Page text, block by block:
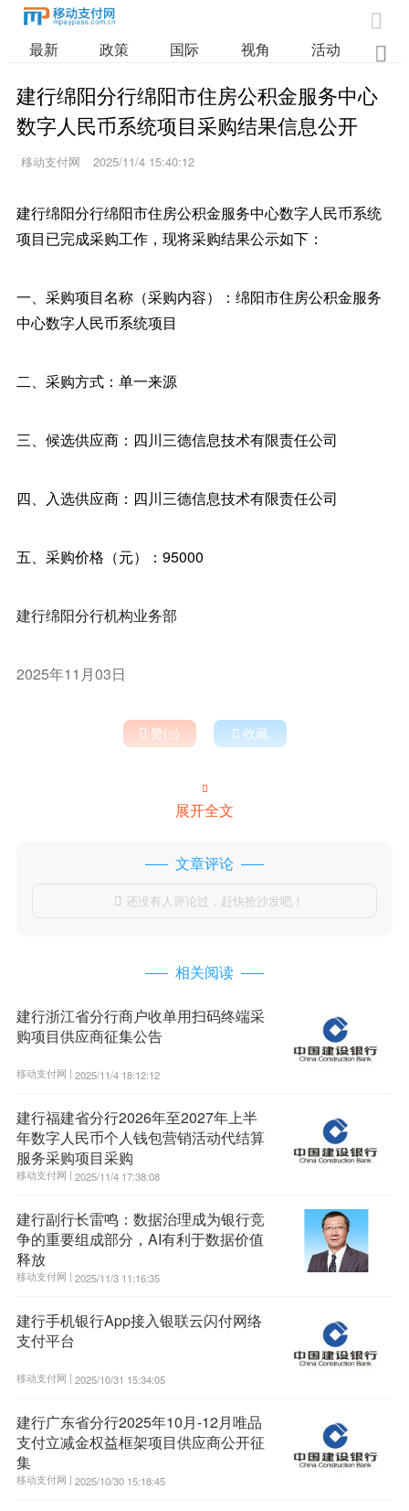

最新 政策 国际 视角 活动 业

建行绵阳分行绵阳市住房公积金服务中心
数字人民币系统项目采购结果信息公开
移动支付网 2025/11/4 15:40:12
建行绵阳分行绵阳市住房公积金服务中心数字人民币系统
项目已完成采购工作，现将采购结果公示如下：
一、采购项目名称（采购内容）：绵阳市住房公积金服务
中心数字人民币系统项目
二、采购方式：单一来源
三、候选供应商：四川三德信息技术有限责任公司
四、入选供应商：四川三德信息技术有限责任公司
五、采购价格（元）：95000
建行绵阳分行机构业务部
2025年11月03日
 赞()  收藏

展开全文
文章评论
 还没有人评论过，赶快抢沙发吧！
相关阅读
建行浙江省分行商户收单用扫码终端采
购项目供应商征集公告
移动支付网 | 2025/11/4 18:12:12
建行福建省分行2026年至2027年上半
年数字人民币个人钱包营销活动代结算
服务采购项目采购
移动支付网 | 2025/11/4 17:38:08
建行副行长雷鸣：数据治理成为银行竞
争的重要组成部分，AI有利于数据价值
释放
移动支付网 | 2025/11/3 11:16:35
建行手机银行App接入银联云闪付网络
支付平台
移动支付网 | 2025/10/31 15:34:05
建行广东省分行2025年10月-12月唯品
支付立减金权益框架项目供应商公开征
集
移动支付网 | 2025/10/30 15:18:45